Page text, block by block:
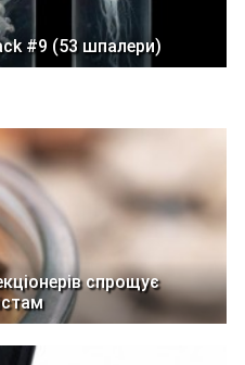
#9 (53 шпалери)
спрощує